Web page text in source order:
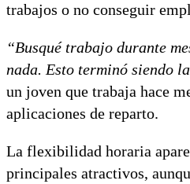
trabajos o no conseguir
“Busqué trabajo durante
nada. Esto terminó siendo
un joven que trabaja hace
aplicaciones de reparto.
La flexibilidad horaria
principales atractivos,